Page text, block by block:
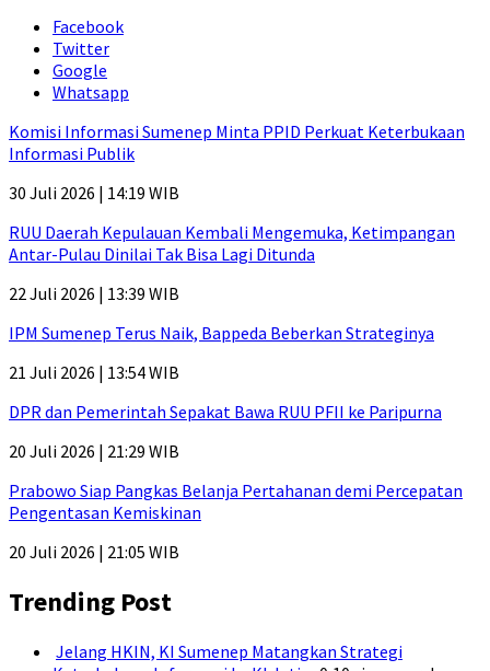
Facebook
Twitter
Google
Whatsapp
Komisi Informasi Sumenep Minta PPID Perkuat Keterbukaan
Informasi Publik
30 Juli 2026 | 14:19 WIB
RUU Daerah Kepulauan Kembali Mengemuka, Ketimpangan
Antar-Pulau Dinilai Tak Bisa Lagi Ditunda
22 Juli 2026 | 13:39 WIB
IPM Sumenep Terus Naik, Bappeda Beberkan Strateginya
21 Juli 2026 | 13:54 WIB
DPR dan Pemerintah Sepakat Bawa RUU PFII ke Paripurna
20 Juli 2026 | 21:29 WIB
Prabowo Siap Pangkas Belanja Pertahanan demi Percepatan
Pengentasan Kemiskinan
20 Juli 2026 | 21:05 WIB
Trending Post
Jelang HKIN, KI Sumenep Matangkan Strategi